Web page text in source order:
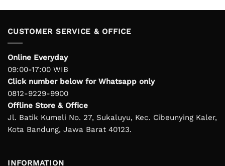
CUSTOMER SERVICE & OFFICE
Online Everyday
09:00-17:00 WIB
Click number below for Whatsapp only
0812-9229-9900
Offline Store & Office
Jl. Batik Kumeli No. 27, Sukaluyu, Kec. Cibeunying Kaler,
Kota Bandung, Jawa Barat 40123.
INFORMATION